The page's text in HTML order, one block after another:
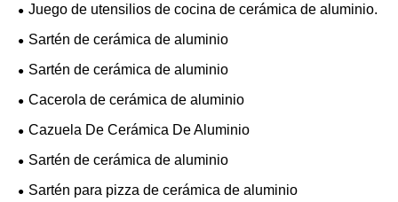
Juego de utensilios de cocina de cerámica de aluminio.
Sartén de cerámica de aluminio
Sartén de cerámica de aluminio
Cacerola de cerámica de aluminio
Cazuela De Cerámica De Aluminio
Sartén de cerámica de aluminio
Sartén para pizza de cerámica de aluminio